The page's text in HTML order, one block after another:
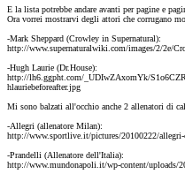
E la lista potrebbe andare avanti per pagine e
Ora vorrei mostrarvi degli attori che corrugano
-Mark Sheppard (Crowley in Supernatural):
http://www.supernaturalwiki.com/images/2/2e/
-Hugh Laurie (Dr.House):
http://lh6.ggpht.com/_UDIwZAxomYk/
hlauriebeforeafter.jpg
Mi sono balzati all'occhio anche 2 allenatori di
-Allegri (allenatore Milan):
http://www.sportlive.it/pictures/20100222/
-Prandelli (Allenatore dell'Italia):
http://www.mundonapoli.it/wp-content/uploads/